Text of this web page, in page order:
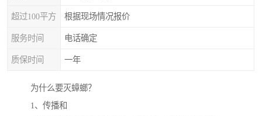
超过100平方 根据现场情况报价
服务时间 电话确定
质保时间 一年
为什么要灭蟑螂？
1、传播和